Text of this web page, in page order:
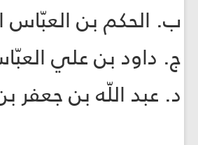
ب. الحكم بن العبّاس
ج. داود بن علي
د. عبد اللّه بن جعفر